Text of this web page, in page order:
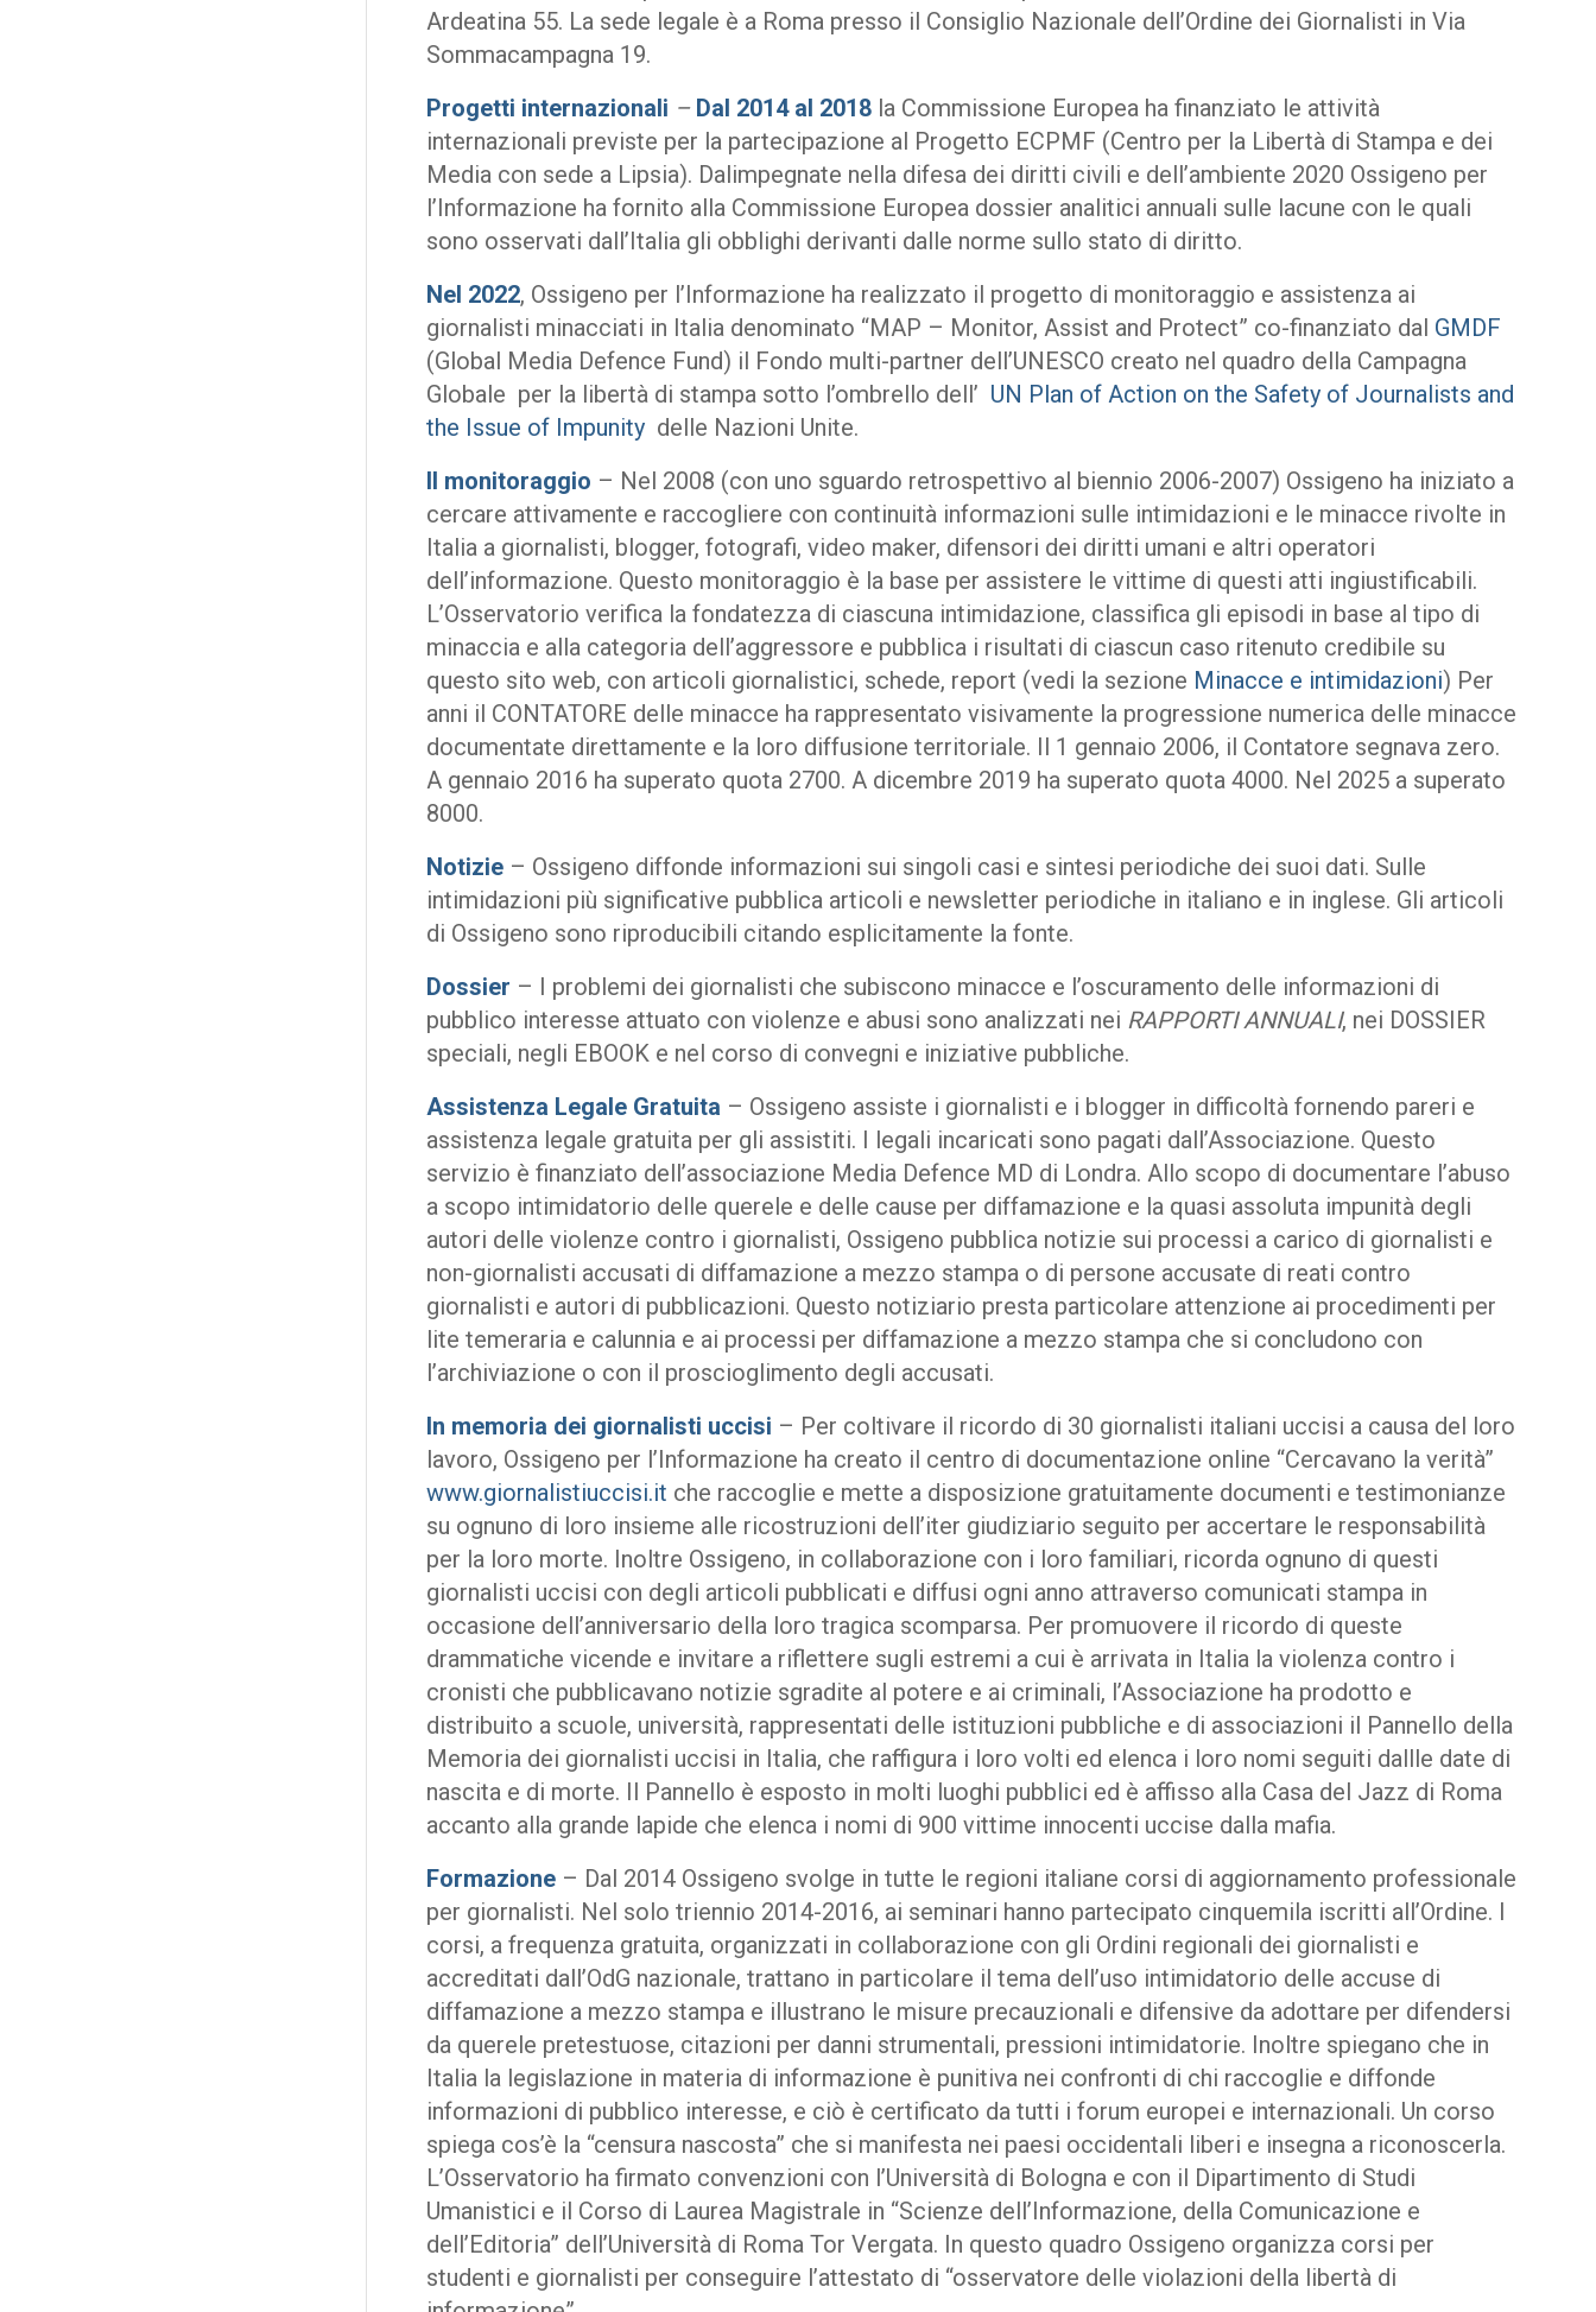
Ardeatina 55. La sede legale è a Roma presso il Consiglio Nazionale dell’Ordine dei Giornalisti in Via
Sommacampagna 19.
Progetti internazionali – Dal 2014 al 2018 la Commissione Europea ha finanziato le attività
internazionali previste per la partecipazione al Progetto ECPMF (Centro per la Libertà di Stampa e dei
Media con sede a Lipsia). Dalimpegnate nella difesa dei diritti civili e dell’ambiente 2020 Ossigeno per
l’Informazione ha fornito alla Commissione Europea dossier analitici annuali sulle lacune con le quali
sono osservati dall’Italia gli obblighi derivanti dalle norme sullo stato di diritto.
Nel 2022, Ossigeno per l’Informazione ha realizzato il progetto di monitoraggio e assistenza ai
giornalisti minacciati in Italia denominato “MAP – Monitor, Assist and Protect” co-finanziato dal GMDF
(Global Media Defence Fund) il Fondo multi-partner dell’UNESCO creato nel quadro della Campagna
Globale per la libertà di stampa sotto l’ombrello dell’ UN Plan of Action on the Safety of Journalists and
the Issue of Impunity delle Nazioni Unite.
Il monitoraggio – Nel 2008 (con uno sguardo retrospettivo al biennio 2006-2007) Ossigeno ha iniziato a
cercare attivamente e raccogliere con continuità informazioni sulle intimidazioni e le minacce rivolte in
Italia a giornalisti, blogger, fotografi, video maker, difensori dei diritti umani e altri operatori
dell’informazione. Questo monitoraggio è la base per assistere le vittime di questi atti ingiustificabili.
L’Osservatorio verifica la fondatezza di ciascuna intimidazione, classifica gli episodi in base al tipo di
minaccia e alla categoria dell’aggressore e pubblica i risultati di ciascun caso ritenuto credibile su
questo sito web, con articoli giornalistici, schede, report (vedi la sezione Minacce e intimidazioni) Per
anni il CONTATORE delle minacce ha rappresentato visivamente la progressione numerica delle minacce
documentate direttamente e la loro diffusione territoriale. Il 1 gennaio 2006, il Contatore segnava zero.
A gennaio 2016 ha superato quota 2700. A dicembre 2019 ha superato quota 4000. Nel 2025 a superato
8000.
Notizie – Ossigeno diffonde informazioni sui singoli casi e sintesi periodiche dei suoi dati. Sulle
intimidazioni più significative pubblica articoli e newsletter periodiche in italiano e in inglese. Gli articoli
di Ossigeno sono riproducibili citando esplicitamente la fonte.
Dossier – I problemi dei giornalisti che subiscono minacce e l’oscuramento delle informazioni di
pubblico interesse attuato con violenze e abusi sono analizzati nei RAPPORTI ANNUALI, nei DOSSIER
speciali, negli EBOOK e nel corso di convegni e iniziative pubbliche.
Assistenza Legale Gratuita – Ossigeno assiste i giornalisti e i blogger in difficoltà fornendo pareri e
assistenza legale gratuita per gli assistiti. I legali incaricati sono pagati dall’Associazione. Questo
servizio è finanziato dell’associazione Media Defence MD di Londra. Allo scopo di documentare l’abuso
a scopo intimidatorio delle querele e delle cause per diffamazione e la quasi assoluta impunità degli
autori delle violenze contro i giornalisti, Ossigeno pubblica notizie sui processi a carico di giornalisti e
non-giornalisti accusati di diffamazione a mezzo stampa o di persone accusate di reati contro
giornalisti e autori di pubblicazioni. Questo notiziario presta particolare attenzione ai procedimenti per
lite temeraria e calunnia e ai processi per diffamazione a mezzo stampa che si concludono con
l’archiviazione o con il proscioglimento degli accusati.
In memoria dei giornalisti uccisi – Per coltivare il ricordo di 30 giornalisti italiani uccisi a causa del loro
lavoro, Ossigeno per l’Informazione ha creato il centro di documentazione online “Cercavano la verità”
www.giornalistiuccisi.it che raccoglie e mette a disposizione gratuitamente documenti e testimonianze
su ognuno di loro insieme alle ricostruzioni dell’iter giudiziario seguito per accertare le responsabilità
per la loro morte. Inoltre Ossigeno, in collaborazione con i loro familiari, ricorda ognuno di questi
giornalisti uccisi con degli articoli pubblicati e diffusi ogni anno attraverso comunicati stampa in
occasione dell’anniversario della loro tragica scomparsa. Per promuovere il ricordo di queste
drammatiche vicende e invitare a riflettere sugli estremi a cui è arrivata in Italia la violenza contro i
cronisti che pubblicavano notizie sgradite al potere e ai criminali, l’Associazione ha prodotto e
distribuito a scuole, università, rappresentati delle istituzioni pubbliche e di associazioni il Pannello della
Memoria dei giornalisti uccisi in Italia, che raffigura i loro volti ed elenca i loro nomi seguiti dallle date di
nascita e di morte. Il Pannello è esposto in molti luoghi pubblici ed è affisso alla Casa del Jazz di Roma
accanto alla grande lapide che elenca i nomi di 900 vittime innocenti uccise dalla mafia.
Formazione – Dal 2014 Ossigeno svolge in tutte le regioni italiane corsi di aggiornamento professionale
per giornalisti. Nel solo triennio 2014-2016, ai seminari hanno partecipato cinquemila iscritti all’Ordine. I
corsi, a frequenza gratuita, organizzati in collaborazione con gli Ordini regionali dei giornalisti e
accreditati dall’OdG nazionale, trattano in particolare il tema dell’uso intimidatorio delle accuse di
diffamazione a mezzo stampa e illustrano le misure precauzionali e difensive da adottare per difendersi
da querele pretestuose, citazioni per danni strumentali, pressioni intimidatorie. Inoltre spiegano che in
Italia la legislazione in materia di informazione è punitiva nei confronti di chi raccoglie e diffonde
informazioni di pubblico interesse, e ciò è certificato da tutti i forum europei e internazionali. Un corso
spiega cos’è la “censura nascosta” che si manifesta nei paesi occidentali liberi e insegna a riconoscerla.
L’Osservatorio ha firmato convenzioni con l’Università di Bologna e con il Dipartimento di Studi
Umanistici e il Corso di Laurea Magistrale in “Scienze dell’Informazione, della Comunicazione e
dell’Editoria” dell’Università di Roma Tor Vergata. In questo quadro Ossigeno organizza corsi per
studenti e giornalisti per conseguire l’attestato di “osservatore delle violazioni della libertà di